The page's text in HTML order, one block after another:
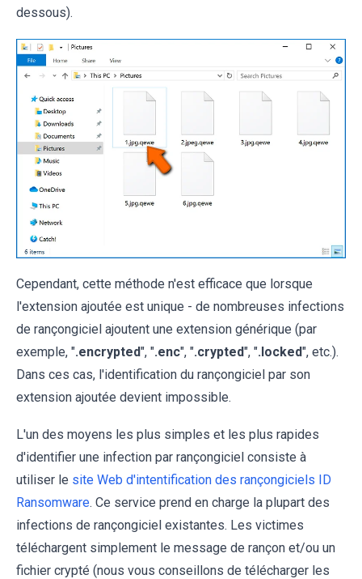
dessous).
Cependant, cette méthode n'est efficace que lorsque
l'extension ajoutée est unique - de nombreuses infections
de rançongiciel ajoutent une extension générique (par
exemple, ".encrypted", ".enc", ".crypted", ".locked", etc.).
Dans ces cas, l'identification du rançongiciel par son
extension ajoutée devient impossible.
L'un des moyens les plus simples et les plus rapides
d'identifier une infection par rançongiciel consiste à
utiliser le site Web d'intentification des rançongiciels ID
Ransomware. Ce service prend en charge la plupart des
infections de rançongiciel existantes. Les victimes
téléchargent simplement le message de rançon et/ou un
fichier crypté (nous vous conseillons de télécharger les